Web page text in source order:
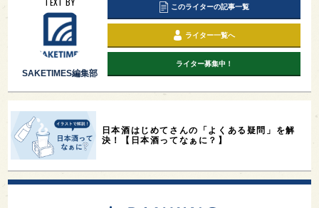
SAKETIMES編集部
このライターの記事一覧
ライター一覧へ
ライター募集中！
日本酒はじめてさんの「よくある疑問」を解
決！【日本酒ってなぁに？】